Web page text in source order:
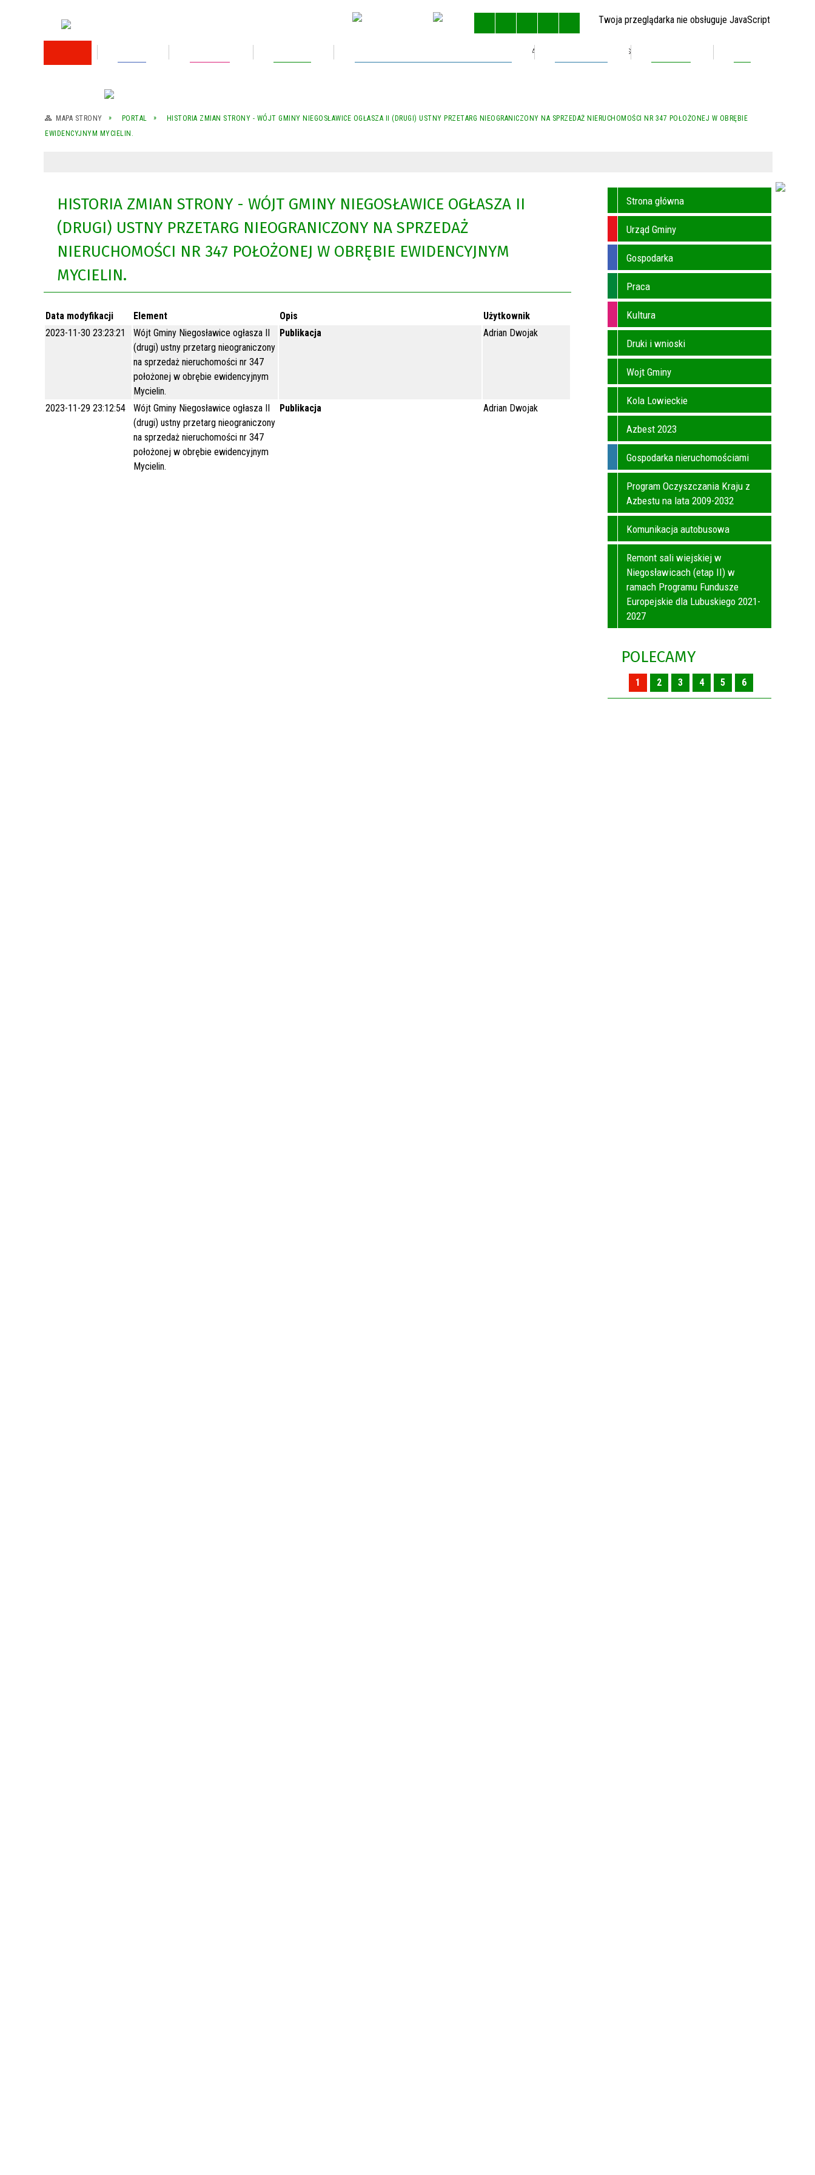
Twoja przeglądarka nie obsługuje JavaScript
STRONA GŁÓWNA MAPA STRONY
Rok 2025
sprzedaży
Wykaz nieruchomości przeznaczonej do
sprzedaży
Rok 2021
Rok 2020
MAPA STRONY PORTAL
HISTORIA ZMIAN STRONY - WÓJT GMINY NIEGOSŁAWICE OGŁASZA II (DRUGI) USTNY PRZETARG NIEOGRANICZONY NA SPRZEDAŻ NIERUCHOMOŚCI NR 347 POŁOŻONEJ W OBRĘBIE
EWIDENCYJNYM MYCIELIN.
HISTORIA ZMIAN STRONY - WÓJT GMINY NIEGOSŁAWICE OGŁASZA II
(DRUGI) USTNY PRZETARG NIEOGRANICZONY NA SPRZEDAŻ
NIERUCHOMOŚCI NR 347 POŁOŻONEJ W OBRĘBIE EWIDENCYJNYM
MYCIELIN.
Data modyfikacji Element Opis
Użytkownik
2023-11-30 23:23:21
Wójt Gminy Niegosławice ogłasza II
(drugi) ustny przetarg nieograniczony
na sprzedaż nieruchomości nr 347
położonej w obrębie ewidencyjnym
Mycielin.
Publikacja Adrian Dwojak
2023-11-29 23:12:54
Wójt Gminy Niegosławice ogłasza II
(drugi) ustny przetarg nieograniczony
na sprzedaż nieruchomości nr 347
położonej w obrębie ewidencyjnym
Mycielin.
Publikacja Adrian Dwojak
Strona główna
Urząd Gminy
Gospodarka
Praca
Kultura
Druki i wnioski
Wojt Gminy
Kola Lowieckie
Azbest 2023
Gospodarka nieruchomościami
Program Oczyszczania Kraju z
Azbestu na lata 2009-2032
Komunikacja autobusowa
Remont sali wiejskiej w
Niegosławicach (etap II) w
ramach Programu Fundusze
Europejskie dla Lubuskiego 2021-
2027
POLECAMY
1 2 3 4 5 6